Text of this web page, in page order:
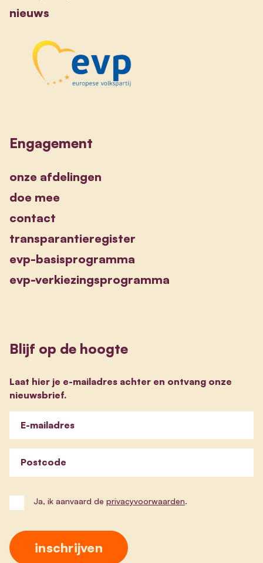
nieuws
Engagement
onze afdelingen
doe mee
contact
transparantieregister
evp-basisprogramma
evp-verkiezingsprogramma
Blijf op de hoogte
Laat hier je e-mailadres achter en ontvang onze
nieuwsbrief.
E-mailadres
Postcode
Ja, ik aanvaard de privacyvoorwaarden.